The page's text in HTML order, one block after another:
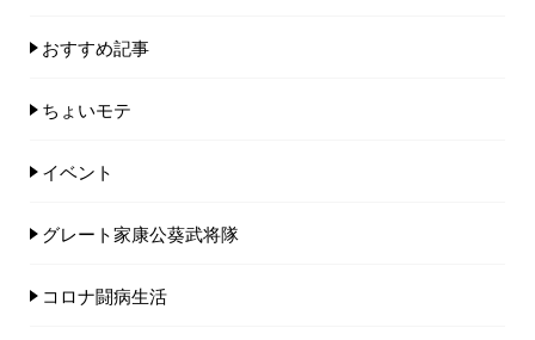
おすすめ記事
ちょいモテ
イベント
グレート家康公葵武将隊
コロナ闘病生活